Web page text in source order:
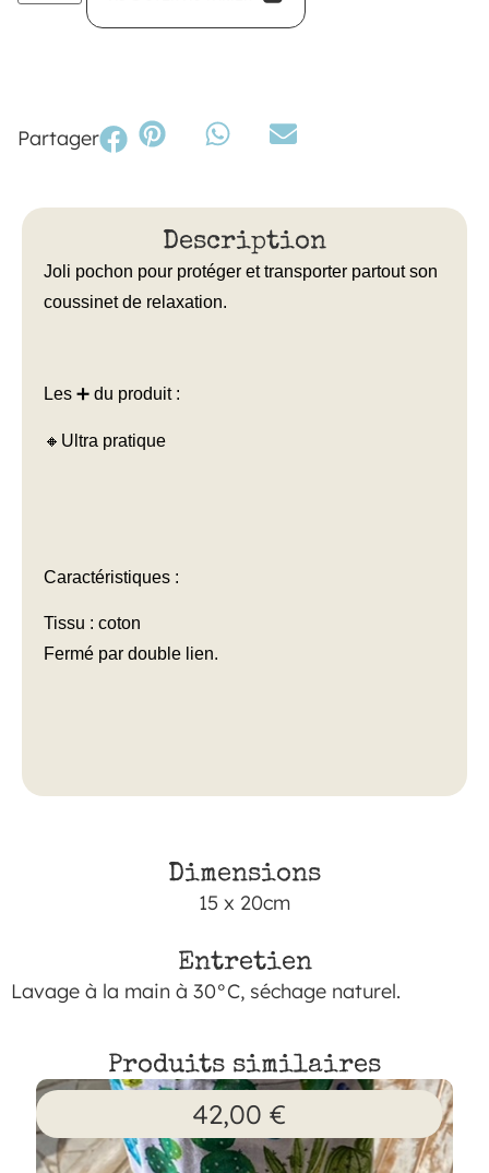
Partager
Description
Joli pochon pour protéger et transporter partout son
coussinet de relaxation.
Les ➕ du produit :
🔸Ultra pratique
Caractéristiques :
Tissu : coton
Fermé par double lien.
Dimensions
15 x 20cm
Entretien
Lavage à la main à 30°C, séchage naturel.
Produits similaires
42,00 €